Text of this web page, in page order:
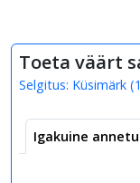
Toeta väärt
Selgitus: Küsimärk (
Igakuine